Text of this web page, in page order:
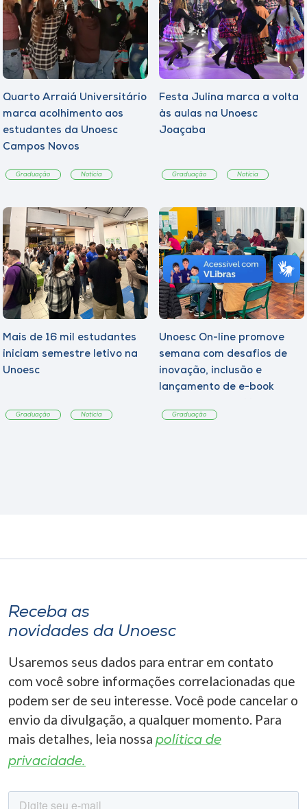
Quarto Arraiá Universitário
marca acolhimento aos
estudantes da Unoesc
Campos Novos
Graduação Notícia
Festa Julina marca a volta
às aulas na Unoesc
Joaçaba
Graduação Notícia
Mais de 16 mil estudantes
iniciam semestre letivo na
Unoesc
Graduação Notícia
Unoesc On-line promove
semana com desafios de
inovação, inclusão e
lançamento de e-book
Graduação
Receba as
novidades da Unoesc
Usaremos seus dados para entrar em contato
com você sobre informações correlacionadas que
podem ser de seu interesse. Você pode cancelar o
envio da divulgação, a qualquer momento. Para
mais detalhes, leia nossa política de
privacidade.